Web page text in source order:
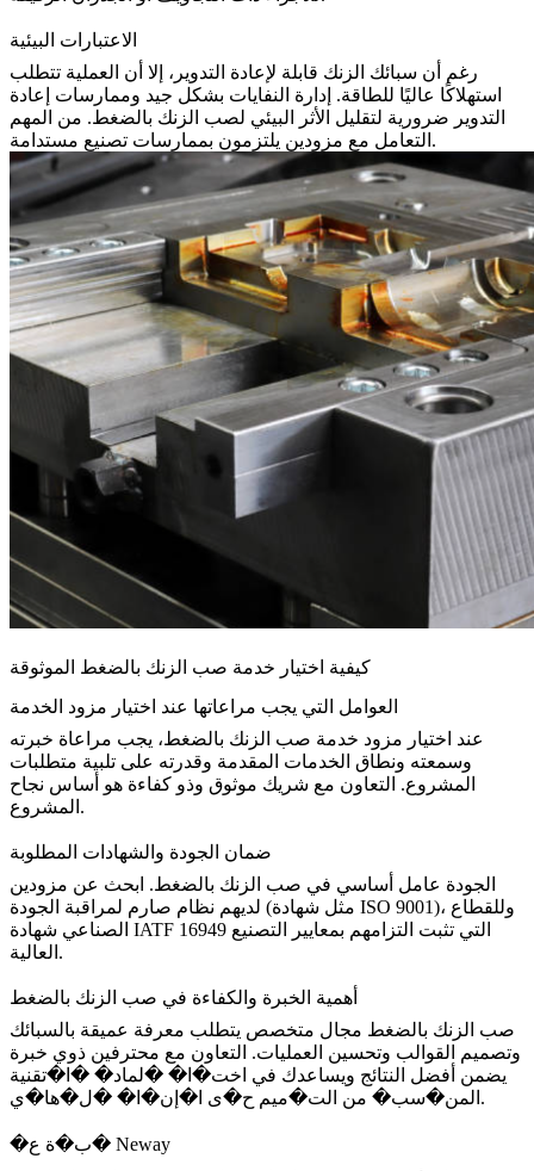
الاعتبارات البيئية
رغم أن سبائك الزنك قابلة لإعادة التدوير، إلا أن العملية تتطلب
استهلاكًا عاليًا للطاقة. إدارة النفايات بشكل جيد وممارسات إعادة
التدوير ضرورية لتقليل الأثر البيئي لصب الزنك بالضغط. من المهم
التعامل مع مزودين يلتزمون بممارسات تصنيع مستدامة.
كيفية اختيار خدمة صب الزنك بالضغط الموثوقة
العوامل التي يجب مراعاتها عند اختيار مزود الخدمة
عند اختيار مزود خدمة صب الزنك بالضغط، يجب مراعاة خبرته
وسمعته ونطاق الخدمات المقدمة وقدرته على تلبية متطلبات
المشروع. التعاون مع شريك موثوق وذو كفاءة هو أساس نجاح
المشروع.
ضمان الجودة والشهادات المطلوبة
الجودة عامل أساسي في صب الزنك بالضغط. ابحث عن مزودين
لديهم نظام صارم لمراقبة الجودة (مثل شهادة ISO 9001)، وللقطاع
الصناعي شهادة IATF 16949 التي تثبت التزامهم بمعايير التصنيع
العالية.
أهمية الخبرة والكفاءة في صب الزنك بالضغط
صب الزنك بالضغط مجال متخصص يتطلب معرفة عميقة بالسبائك
وتصميم القوالب وتحسين العمليات. التعاون مع محترفين ذوي خبرة
يضمن أفضل النتائج ويساعدك في اخت�ا� �لماد� �ا�تقنية
المن�سب� من الت�ميم ح�ى ا�إن�ا� �ل�ها�ي.
�ب�ة ع� Neway